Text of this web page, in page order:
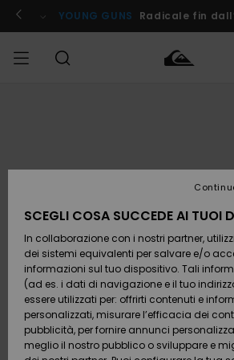
informazioni
prodotto
! YOUNG GUNS Radicale fin
Accessori
Calzature
e
infradito
Surf /
Acqua
Accessori
Calzature
e
infradito
Surf /
Acqua
Nuovi
Da
Scoprire
Snow
SURF
Highlights
Comunità
SNOW
Shop
Snow
Shop
Donna
OUTLET
Outlet
Donna
Pagamento
Buono regalo
Quiksilver
Freedom
SCEGLI COSA SUCCEDE AI TUOI
In collaborazione con i nostri partner,
dei sistemi equivalenti per salvare e/o
informazioni sul tuo dispositivo. Tali
(ad es. i dati di navigazione e il tuo
essere utilizzati per: offrirti contenuti e
personalizzati, misurare l’efficacia dei
pubblicità, per fornire annunci
meglio il nostro pubblico o sviluppare e